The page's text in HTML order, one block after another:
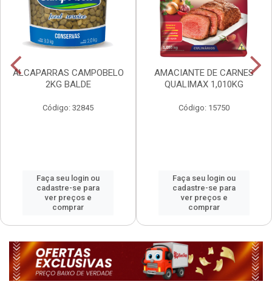
ALCAPARRAS CAMPOBELO
2KG BALDE
Código: 32845
Faça seu login ou
cadastre-se para
ver preços e
comprar
AMACIANTE DE CARNES
QUALIMAX 1,010KG
Código: 15750
Faça seu login ou
cadastre-se para
ver preços e
comprar